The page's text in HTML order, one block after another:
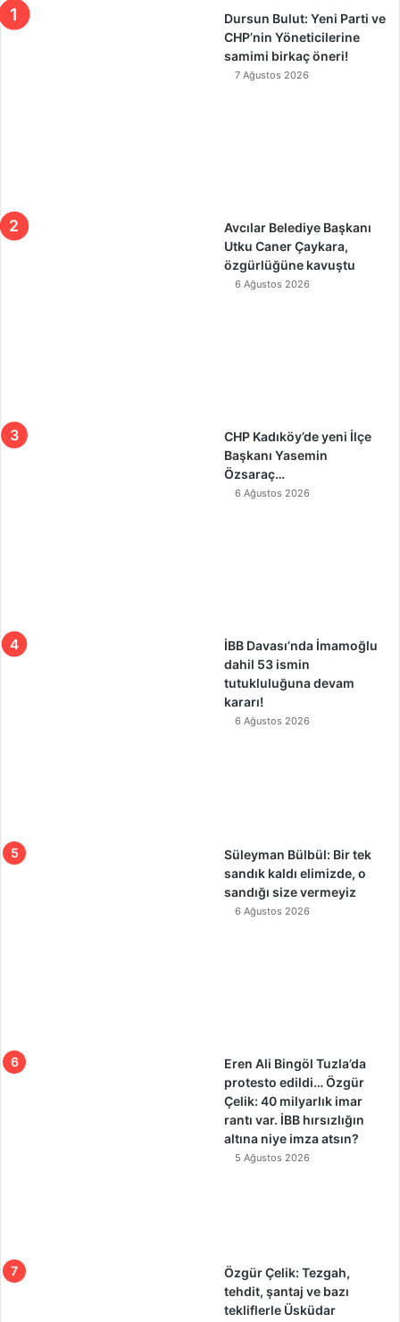
Dursun Bulut: Yeni Parti ve
CHP’nin Yöneticilerine
samimi birkaç öneri!
7 Ağustos 2026
Avcılar Belediye Başkanı
Utku Caner Çaykara,
özgürlüğüne kavuştu
6 Ağustos 2026
CHP Kadıköy’de yeni İlçe
Başkanı Yasemin
Özsaraç…
6 Ağustos 2026
İBB Davası’nda İmamoğlu
dahil 53 ismin
tutukluluğuna devam
kararı!
6 Ağustos 2026
Süleyman Bülbül: Bir tek
sandık kaldı elimizde, o
sandığı size vermeyiz
6 Ağustos 2026
Eren Ali Bingöl Tuzla’da
protesto edildi… Özgür
Çelik: 40 milyarlık imar
rantı var. İBB hırsızlığın
altına niye imza atsın?
5 Ağustos 2026
Özgür Çelik: Tezgah,
tehdit, şantaj ve bazı
tekliflerle Üsküdar